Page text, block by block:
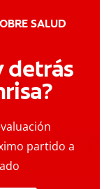
SALUD
detrás
partido a